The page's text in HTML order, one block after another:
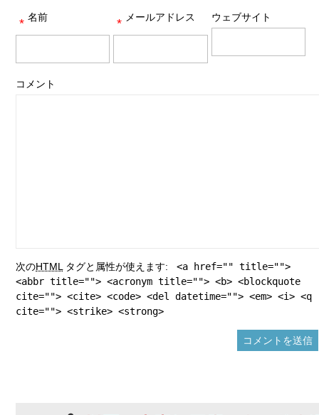
名前
* メールアドレス
* ウェブサイト
コメント
次のHTML タグと属性が使えます:
<a href="" title="">
<abbr title=""> <acronym title=""> <b> <blockquote
cite=""> <cite> <code> <del datetime=""> <em> <i> <q
cite=""> <strike> <strong>